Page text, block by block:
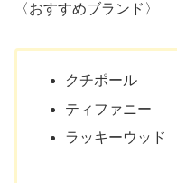
〈おすすめブランド〉
クチポール
ティファニー
ラッキーウッド